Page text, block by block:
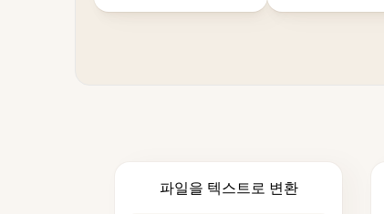
파일을 텍스트로 변환